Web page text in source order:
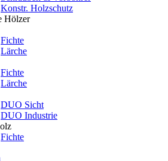
Konstr. Holzschutz
Hölzer
Fichte
Lärche
Fichte
Lärche
DUO Sicht
DUO Industrie
Fichte